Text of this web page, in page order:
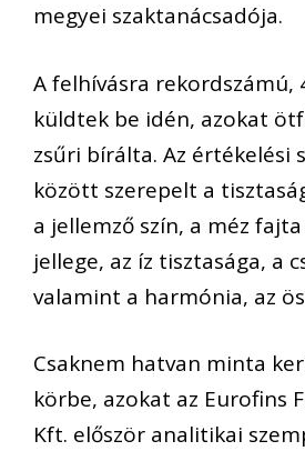
megyei szaktanácsadója.
A felhívásra rekordszámú,
küldtek be idén, azokat
zsűri bírálta. Az értékelési
között szerepelt a
a jellemző szín, a méz
jellege, az íz tisztasága, a
valamint a harmónia, az
Csaknem hatvan minta
körbe, azokat az Eurofins
Kft. először analitikai